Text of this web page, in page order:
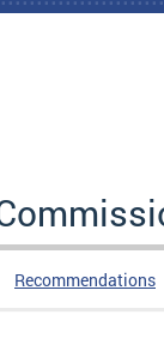
Recommendations